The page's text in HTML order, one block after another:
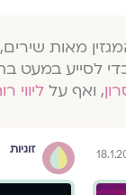
מאות
לסייע במעט
, ואף על ליווי
זוגיות